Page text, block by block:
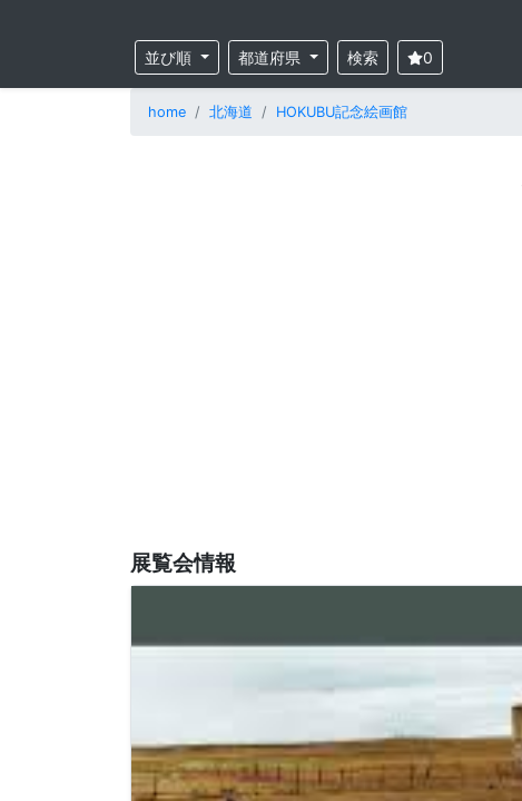
並び順 都道府県 検索 0
home 北海道 HOKUBU記念絵画館
展覧会情報